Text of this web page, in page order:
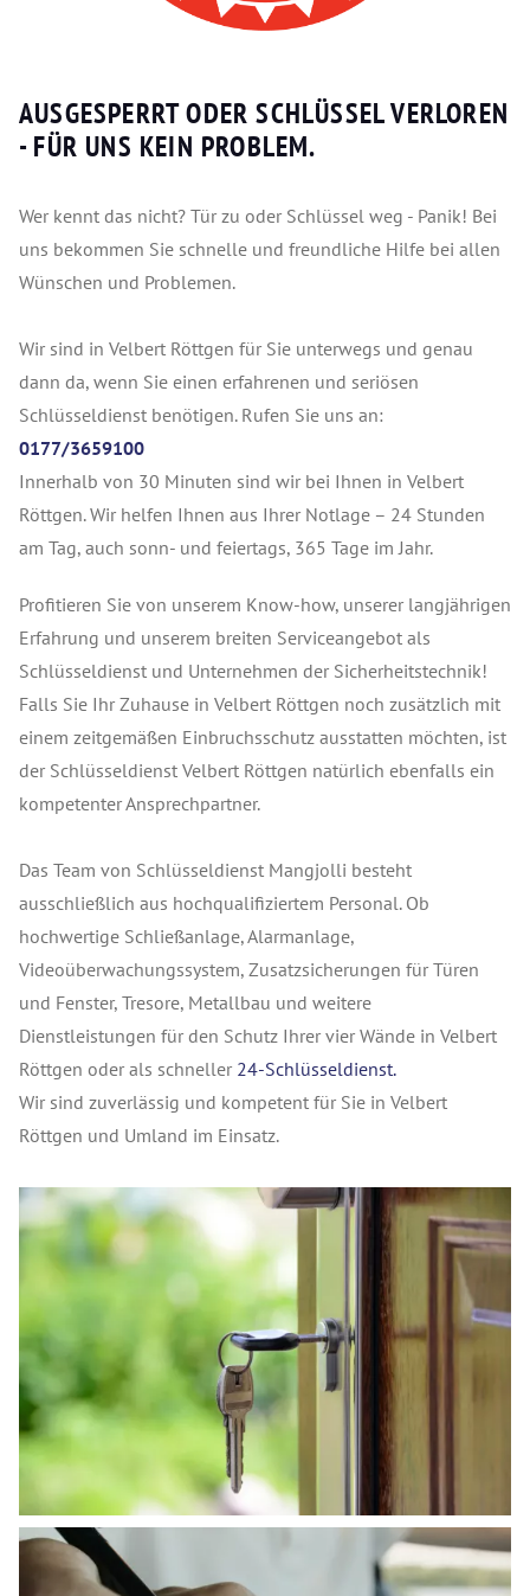
AUSGESPERRT ODER SCHLÜSSEL VERLOREN
- FÜR UNS KEIN PROBLEM.
Wer kennt das nicht? Tür zu oder Schlüssel weg - Panik! Bei
uns bekommen Sie schnelle und freundliche Hilfe bei allen
Wünschen und Problemen.
Wir sind in Velbert Röttgen für Sie unterwegs und genau
dann da, wenn Sie einen erfahrenen und seriösen
Schlüsseldienst benötigen. Rufen Sie uns an:
0177/3659100
Innerhalb von 30 Minuten sind wir bei Ihnen in Velbert
Röttgen. Wir helfen Ihnen aus Ihrer Notlage – 24 Stunden
am Tag, auch sonn- und feiertags, 365 Tage im Jahr.
Profitieren Sie von unserem Know-how, unserer langjährigen
Erfahrung und unserem breiten Serviceangebot als
Schlüsseldienst und Unternehmen der Sicherheitstechnik!
Falls Sie Ihr Zuhause in Velbert Röttgen noch zusätzlich mit
einem zeitgemäßen Einbruchsschutz ausstatten möchten, ist
der Schlüsseldienst Velbert Röttgen natürlich ebenfalls ein
kompetenter Ansprechpartner.
Das Team von Schlüsseldienst Mangjolli besteht
ausschließlich aus hochqualifiziertem Personal. Ob
hochwertige Schließanlage, Alarmanlage,
Videoüberwachungssystem, Zusatzsicherungen für Türen
und Fenster, Tresore, Metallbau und weitere
Dienstleistungen für den Schutz Ihrer vier Wände in Velbert
Röttgen oder als schneller 24-Schlüsseldienst.
Wir sind zuverlässig und kompetent für Sie in Velbert
Röttgen und Umland im Einsatz.